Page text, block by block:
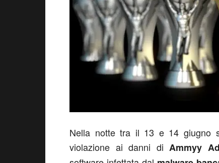
Nella notte tra il 13 e 14 giugno
violazione ai danni di Ammyy